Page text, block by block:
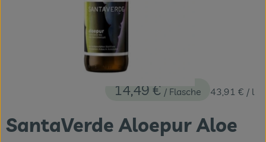
Obst & Gemüse
SantaVerde Aloepur Aloe
14,49 € / Flasche 43,91 € / l